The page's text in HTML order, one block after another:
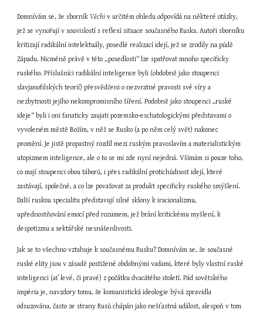
Domnívám se, že sborník Věchi v určitém ohledu odpovídá na některé otázky,
jež se vynořují v souvislostí s reflexí situace současného Ruska. Autoři sborníku
kritizují radikální intelektuály, posedlé realizací idejí, jež se zrodily na půdě
Západu. Nicméně právě v této ,,posedlosti“ lze spatřovat mnoho specificky
ruského. Příslušníci radikální inteligence byli (obdobně jako stoupenci
slavjanofilských teorií) přesvědčeni o nezvratné pravosti své víry a
nezbytnosti jejího nekompromisního šíření. Podobně jako stoupenci „ruské
ideje“ byli i oni fanaticky zaujati pozemsko-eschatologickými představami o
vyvoleném městě Božím, v něž se Rusko (a po něm celý svět) nakonec
promění. Je jistě propastný rozdíl mezi ruským pravoslavím a materialistickým
utopizmem inteligence, ale o to se mi zde nyní nejedná. Všímám si pouze toho,
co mají stoupenci obou táborů, i přes radikální protichůdnost idejí, které
zastávají, společné, a co lze považovat za produkt specificky ruského smýšlení.
Další ruskou specialitu představují silné sklony k iracionalizmu,
upřednostňování emocí před rozumem, jež brání kritickému myšlení, k
despotizmu a sektářské nesnášenlivosti.
Jak se to všechno vztahuje k současnému Rusku? Domnívám se, že současné
ruské elity jsou v zásadě postižené obdobnými vadami, které byly vlastní ruské
inteligenci (ať levé, či pravé) z počátku dvacátého století. Pád sovětského
impéria je, navzdory tomu, že komunistická ideologie bývá zpravidla
odsuzována, často ze strany Rusů chápán jako nešťastná událost, alespoň v tom